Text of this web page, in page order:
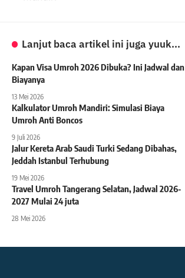
Lanjut baca artikel ini juga yuuk...
Kapan Visa Umroh 2026 Dibuka? Ini Jadwal dan
Biayanya
13 Mei 2026
Kalkulator Umroh Mandiri: Simulasi Biaya
Umroh Anti Boncos
9 Juli 2026
Jalur Kereta Arab Saudi Turki Sedang Dibahas,
Jeddah Istanbul Terhubung
19 Mei 2026
Travel Umroh Tangerang Selatan, Jadwal 2026-
2027 Mulai 24 juta
28 Mei 2026